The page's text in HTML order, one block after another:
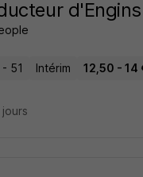
- 51 Intérim 12,50 - 14